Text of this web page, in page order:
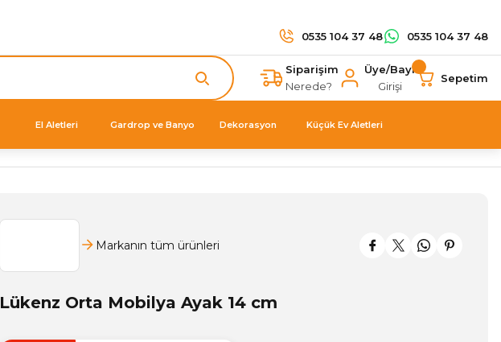
0535 104 37 48 0535 104 37 48
Siparişim
Nerede?
Üye/Bayi
Girişi
Sepetim
El Aletleri Gardrop ve Banyo Dekorasyon Küçük Ev Aletleri
Markanın tüm ürünleri
Lükenz Orta Mobilya Ayak 14 cm